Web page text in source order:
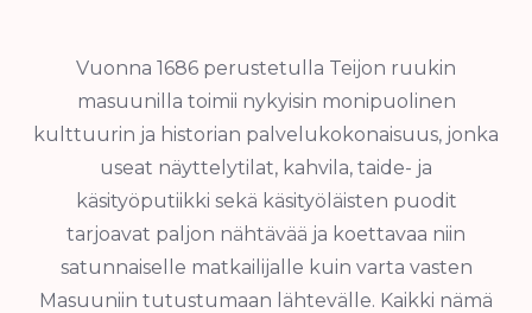
Vuonna 1686 perustetulla Teijon ruukin
masuunilla toimii nykyisin monipuolinen
kulttuurin ja historian palvelukokonaisuus, jonka
useat näyttelytilat, kahvila, taide- ja
käsityöputiikki sekä käsityöläisten puodit
tarjoavat paljon nähtävää ja koettavaa niin
satunnaiselle matkailijalle kuin varta vasten
Masuuniin tutustumaan lähtevälle. Kaikki nämä